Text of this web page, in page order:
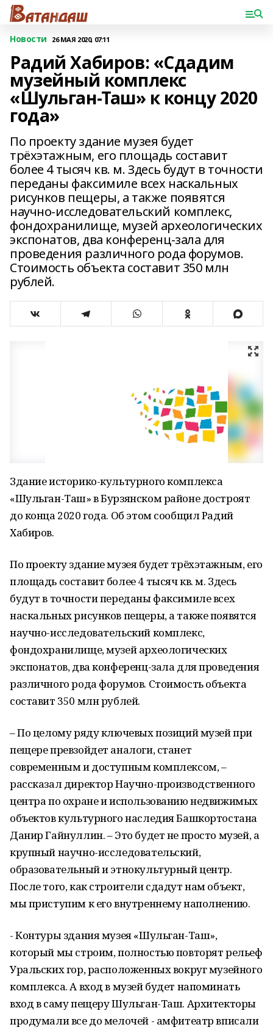
Новости 26 МАЯ 2020, 07:11
Радий Хабиров: «Сдадим
музейный комплекс
«Шульган-Таш» к концу 2020
года»
По проекту здание музея будет
трёхэтажным, его площадь составит
более 4 тысяч кв. м. Здесь будут в точности
переданы факсимиле всех наскальных
рисунков пещеры, а также появятся
научно-исследовательский комплекс,
фондохранилище, музей археологических
экспонатов, два конференц-зала для
проведения различного рода форумов.
Стоимость объекта составит 350 млн
рублей.
Здание историко-культурного комплекса
«Шульган-Таш» в Бурзянском районе достроят
до конца 2020 года. Об этом сообщил Радий
Хабиров.
По проекту здание музея будет трёхэтажным, его
площадь составит более 4 тысяч кв. м. Здесь
будут в точности переданы факсимиле всех
наскальных рисунков пещеры, а также появятся
научно-исследовательский комплекс,
фондохранилище, музей археологических
экспонатов, два конференц-зала для проведения
различного рода форумов. Стоимость объекта
составит 350 млн рублей.
– По целому ряду ключевых позиций музей при
пещере превзойдет аналоги, станет
современным и доступным комплексом, –
рассказал директор Научно-производственного
центра по охране и использованию недвижимых
объектов культурного наследия Башкортостана
Данир Гайнуллин. – Это будет не просто музей, а
крупный научно-исследовательский,
образовательный и этнокультурный центр.
После того, как строители сдадут нам объект,
мы приступим к его внутреннему наполнению.
- Контуры здания музея «Шульган-Таш»,
который мы строим, полностью повторят рельеф
Уральских гор, расположенных вокруг музейного
комплекса. А вход в музей будет напоминать
вход в саму пещеру Шульган-Таш. Архитекторы
продумали все до мелочей - амфитеатр вписали